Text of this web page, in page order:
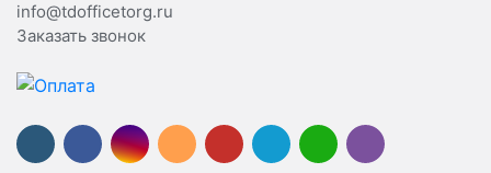
info@tdofficetorg.ru
Заказать звонок